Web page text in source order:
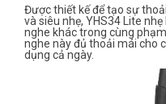
Được thiết kế để tạo sự
và siêu nhẹ, YHS34 Lite
nghe khác trong cùng
nghe này đủ thoải mái cho
dụng cả ngày.